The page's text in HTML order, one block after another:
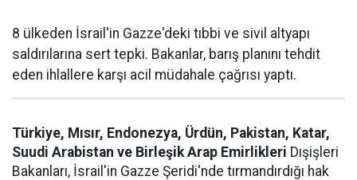
8 ülkeden İsrail'in Gazze'deki tıbbi ve sivil altyapı
saldırılarına sert tepki. Bakanlar, barış planını tehdit
eden ihlallere karşı acil müdahale çağrısı yaptı.
Türkiye, Mısır, Endonezya, Ürdün, Pakistan, Katar,
Suudi Arabistan ve Birleşik Arap Emirlikleri Dışişleri
Bakanları, İsrail'in Gazze Şeridi'nde tırmandırdığı hak